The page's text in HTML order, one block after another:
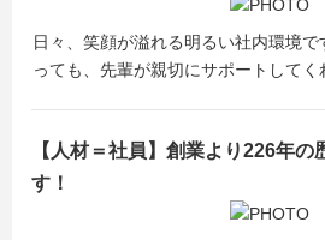
日々、笑顔が溢れる明るい社内環境
っても、先輩が親切にサポートしてく
【人材＝社員】創業より226年の
す！